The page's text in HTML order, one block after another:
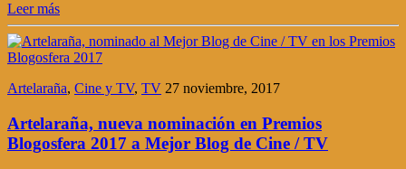
Leer más
Artelaraña, Cine y TV, TV 27 noviembre, 2017
Artelaraña, nueva nominación en Premios
Blogosfera 2017 a Mejor Blog de Cine / TV